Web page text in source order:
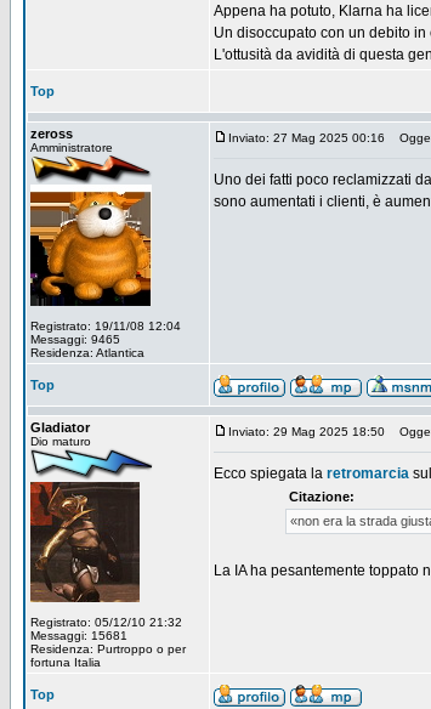
Appena ha potuto, Klarna ha
Un disoccupato con un debito
L'ottusità da avidità di questa
Top
zeross
Amministratore
Registrato: 19/11/08 12:04
Messaggi: 9465
Residenza: Atlantica
Inviato: 27 Mag 2025 00:16
Uno dei fatti poco reclamizzati
sono aumentati i clienti, è
Top
Gladiator
Dio maturo
Registrato: 05/12/10 21:32
Messaggi: 15681
Residenza: Purtroppo o per
fortuna Italia
Inviato: 29 Mag 2025 18:50
Ecco spiegata la retromarcia
Citazione:
«non era la strada
La IA ha pesantemente toppato
Top